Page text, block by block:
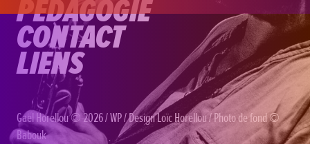
PÉDAGOGIE
CONTACT
LIENS
Gaël Horellou© 2026 /WP/ DesignLoïc Horellou/ Photo de fond ©
Babouk